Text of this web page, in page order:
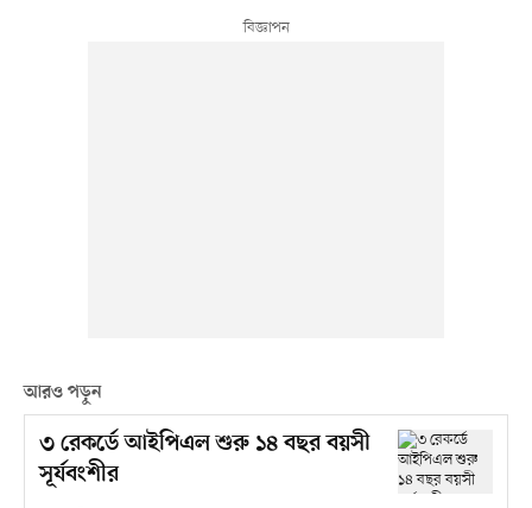
আরও পড়ুন
৩ রেকর্ডে আইপিএল শুরু ১৪ বছর বয়সী
সূর্যবংশীর